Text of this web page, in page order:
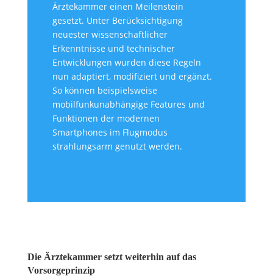
Ärztekammer einen Meilenstein
gesetzt. Unter Berücksichtigung
neuester wissenschaftlicher
Erkenntnisse und technischer
Entwicklungen wurden diese Regeln
nun adaptiert, modifiziert und ergänzt.
So können beispielsweise
mobilfunkunabhängige Features und
Funktionen der modernen
Smartphones im Flugmodus
strahlungsarm genutzt werden.
Die Ärztekammer setzt weiterhin auf das
Vorsorgeprinzip